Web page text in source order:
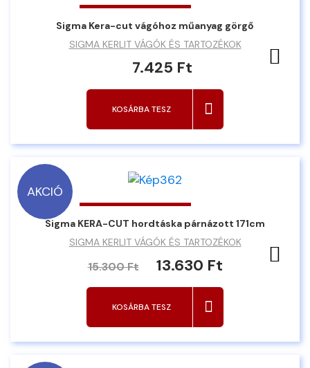
Sigma Kera-cut vágóhoz műanyag görgő
SIGMA KERLIT VÁGÓK ÉS TARTOZÉKOK
7.425 Ft
KOSÁRBA TESZ
AKCIÓ
Sigma KERA-CUT hordtáska párnázott 171cm
SIGMA KERLIT VÁGÓK ÉS TARTOZÉKOK
15.300 Ft 13.630 Ft
KOSÁRBA TESZ